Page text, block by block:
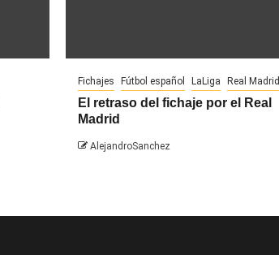
Fichajes Fútbol español LaLiga Real Madrid
El retraso del fichaje por el Real
Madrid
AlejandroSanchez